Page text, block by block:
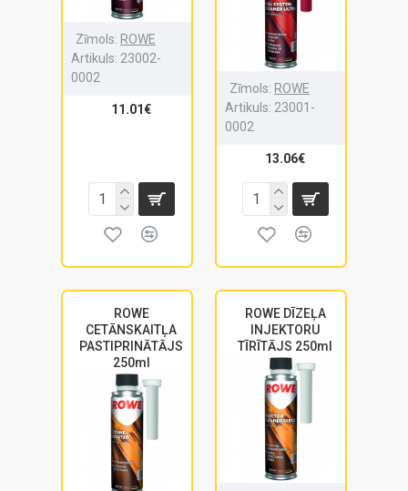
Zīmols: ROWE
Artikuls: 23002-
0002
11.01€
Zīmols: ROWE
Artikuls: 23001-
0002
13.06€
ROWE
CETĀNSKAITĻA
PASTIPRINĀTĀJS
250ml
ROWE DĪZEĻA
INJEKTORU
TĪRĪTĀJS 250ml